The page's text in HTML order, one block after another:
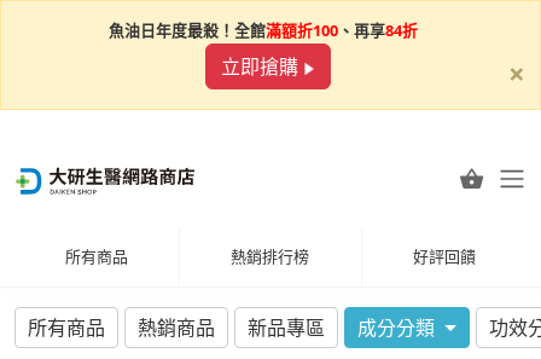
魚油日年度最殺！全館滿額折100 、再享84折
立即搶購 ×
所有商品 熱銷排行榜 好評回饋
所有商品 熱銷商品 新品專區 成分分類 功效